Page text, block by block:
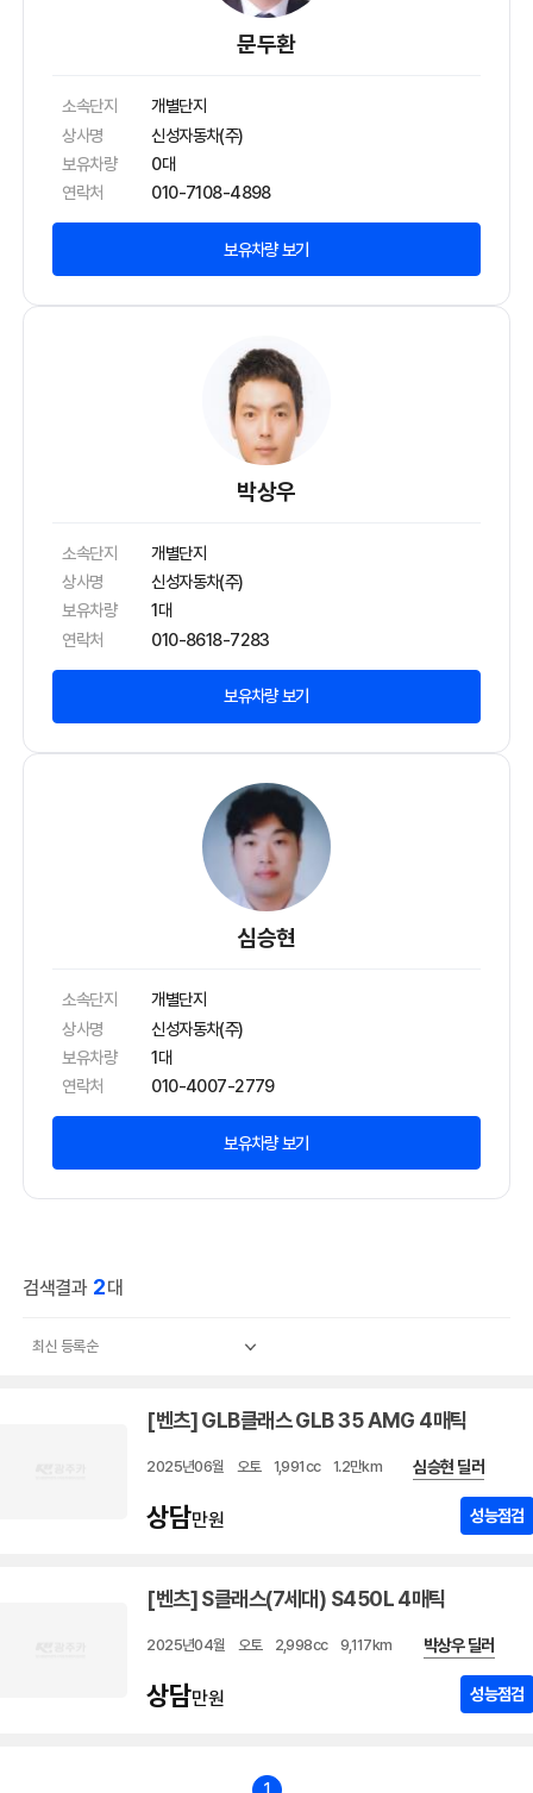
문두환
소속단지
개별단지
상사명
신성자동차(주)
보유차량
0대
연락처
010-7108-4898
보유차량 보기
박상우
소속단지
개별단지
상사명
신성자동차(주)
보유차량
1대
연락처
010-8618-7283
보유차량 보기
심승현
소속단지
개별단지
상사명
신성자동차(주)
보유차량
1대
연락처
010-4007-2779
보유차량 보기
검색결과 2대
[벤츠] GLB클래스 GLB 35 AMG 4매틱
2025년06월 오토 1,991cc 1.2만km 심승현 딜러
성능점검
상담만원
[벤츠] S클래스(7세대) S450L 4매틱
2025년04월 오토 2,998cc 9,117km 박상우 딜러
성능점검
상담만원
1